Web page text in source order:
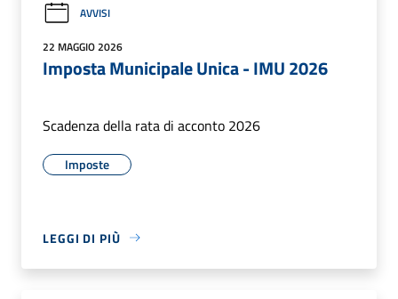
AVVISI
22 MAGGIO 2026
Imposta Municipale Unica - IMU 2026
Scadenza della rata di acconto 2026
Imposte
LEGGI DI PIÙ